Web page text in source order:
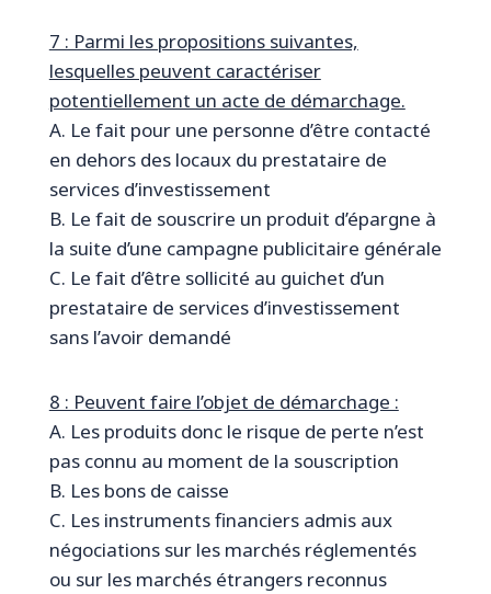
7 : Parmi les propositions suivantes,
lesquelles peuvent caractériser
potentiellement un acte de démarchage.
A. Le fait pour une personne d’être contacté
en dehors des locaux du prestataire de
services d’investissement
B. Le fait de souscrire un produit d’épargne à
la suite d’une campagne publicitaire générale
C. Le fait d’être sollicité au guichet d’un
prestataire de services d’investissement
sans l’avoir demandé
8 : Peuvent faire l’objet de démarchage :
A. Les produits donc le risque de perte n’est
pas connu au moment de la souscription
B. Les bons de caisse
C. Les instruments financiers admis aux
négociations sur les marchés réglementés
ou sur les marchés étrangers reconnus